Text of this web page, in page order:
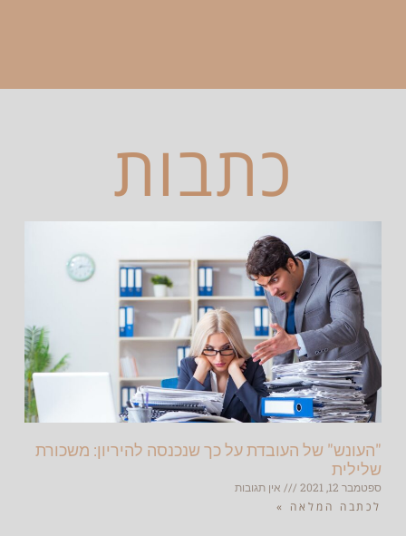
כתבות
"העונש" של העובדת על כך שנכנסה להיריון: משכורת
שלילית
ספטמבר 12, 2021 אין תגובות
לכתבה המלאה »